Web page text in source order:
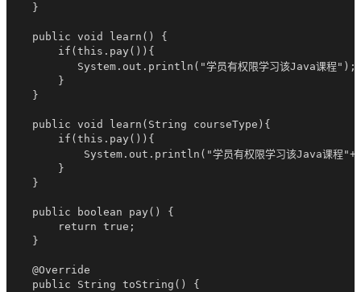
    }
    public void learn() {
        if(this.pay()){
           System.out.println("学员有权限学习该Java课程");
        }
    }
    public void learn(String courseType){
        if(this.pay()){
System.out.println("学员有权限学习该Java课程
        }
    }
    public boolean pay() {
        return true;
    }
    @Override
    public String toString() {